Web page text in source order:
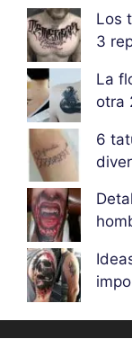
Los
3
La
otra
6